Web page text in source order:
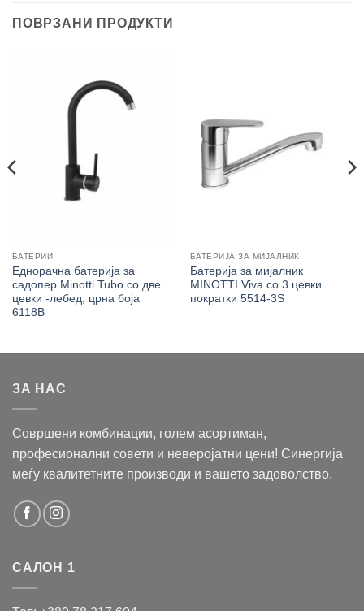
ПОВРЗАНИ ПРОДУКТИ
БАТЕРИИ
Еднорачна батерија за
садопер Minotti Tubo со две
цевки -лебед, црна боја
6118B
БАТЕРИЈА ЗА МИЈАЛНИК
Батерија за мијалник
MINOTTI Viva со 3 цевки
пократки 5514-3S
ЗА НАС
Совршени комбинации, голем асортиман,
професионални совети и неверојатни цени! Синергија
меѓу квалитетните производи и вашето задоволство.
САЛОН 1